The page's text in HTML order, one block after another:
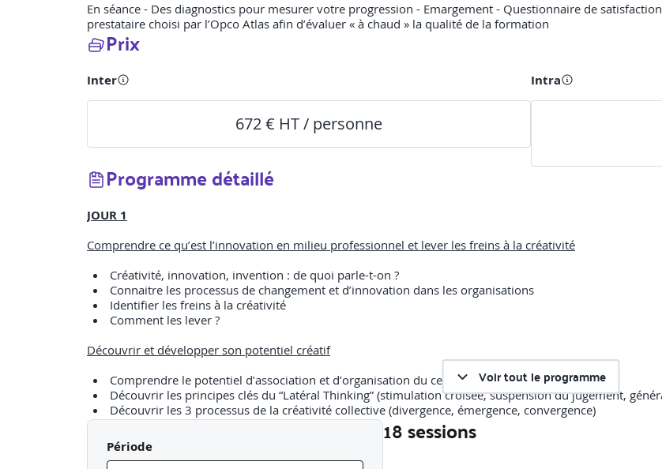
En séance - Des diagnostics pour mesurer votre progression - Emargement - Questionnaire de
prestataire choisi par l’Opco Atlas afin d’évaluer « à chaud » la qualité de la formation
Prix
Inter
672 € HT / personne
Intra
Programme détaillé
JOUR 1
Comprendre ce qu’est l’innovation en milieu professionnel et lever les freins à la créativité
Créativité, innovation, invention : de quoi parle-t-on ?
Connaitre les processus de changement et d’innovation dans les organisations
Identifier les freins à la créativité
Comment les lever ?
Découvrir et développer son potentiel créatif
Comprendre le potentiel d’association et d’organisation du cerveau
Découvrir les principes clés du “Latéral Thinking” (stimulation croisée, suspension du jugement,
Découvrir les 3 processus de la créativité collective (divergence, émergence, convergence)
Trouver des solutions grâce aux techniques de la créativité
Voir tout le programme
Période 18 sessions